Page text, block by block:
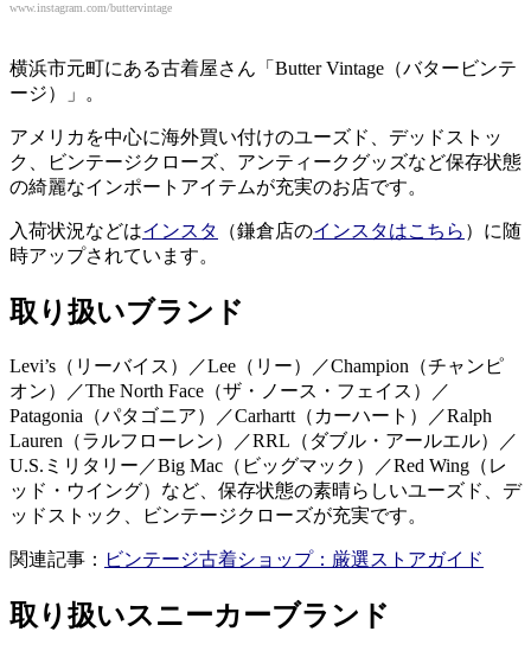
www.instagram.com/buttervintage
横浜市元町にある古着屋さん「Butter Vintage（バタービンテ
ージ）」。
アメリカを中心に海外買い付けのユーズド、デッドストッ
ク、ビンテージクローズ、アンティークグッズなど保存状態
の綺麗なインポートアイテムが充実のお店です。
入荷状況などはインスタ （鎌倉店のインスタはこちら ）に随
時アップされています。
取り扱いブランド
Levi’s（リーバイス）／Lee（リー）／Champion（チャンピ
オン）／The North Face（ザ・ノース・フェイス）／
Patagonia（パタゴニア）／Carhartt（カーハート）／Ralph
Lauren（ラルフローレン）／RRL（ダブル・アールエル）／
U.S.ミリタリー／Big Mac（ビッグマック）／Red Wing（レ
ッド・ウイング）など、保存状態の素晴らしいユーズド、デ
ッドストック、ビンテージクローズが充実です。
関連記事： ビンテージ古着ショップ：厳選ストアガイド
取り扱いスニーカーブランド